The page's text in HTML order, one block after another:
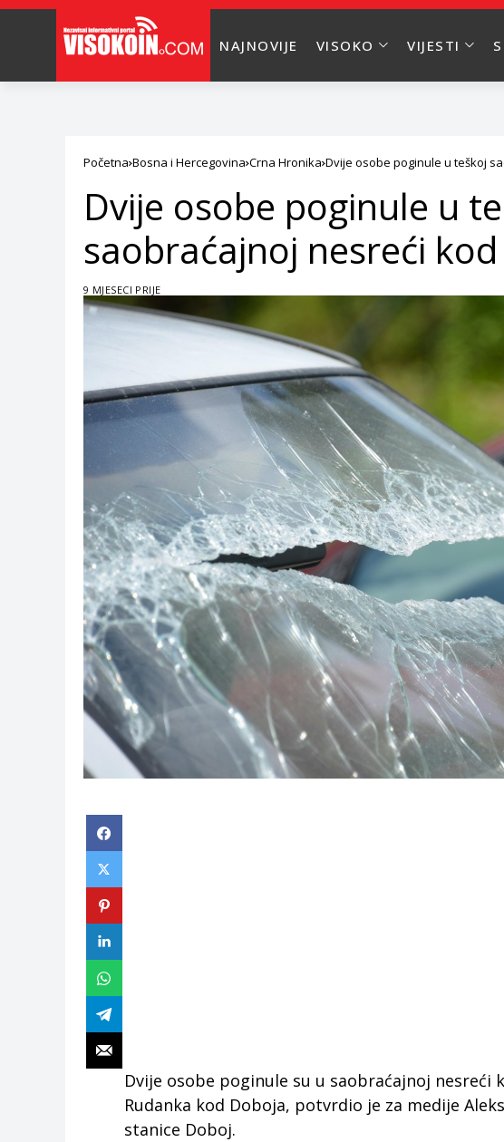
NAJNOVIJE VISOKO VIJESTI
Početna Bosna i Hercegovina Crna Hronika Dvije osobe poginule u teškoj
Dvije osobe poginule u
saobraćajnoj nesreći
9 MJESECI PRIJE
Dvije osobe poginule su u saobraćajnoj nesreći
Rudanka kod Doboja, potvrdio je za medije
stanice Doboj.